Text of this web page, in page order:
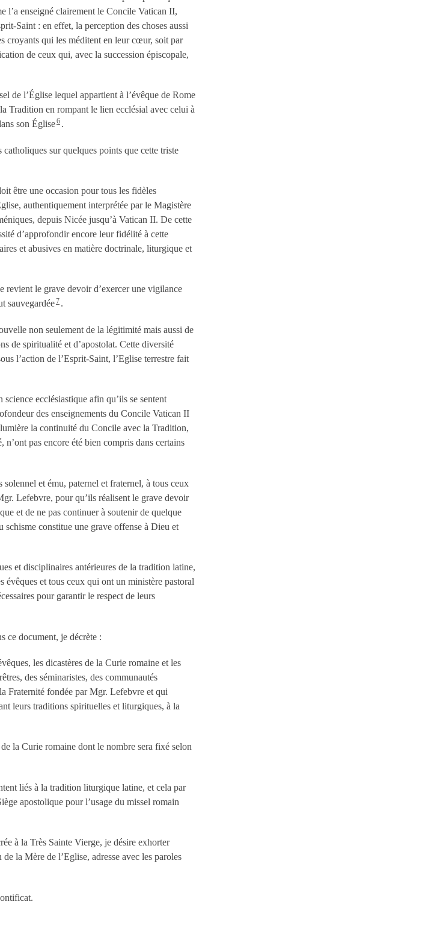
l’a enseigné clairement le Concile Vatican II,
Saint : en effet, la perception des choses aussi
croyants qui les méditent en leur cœur, soit par
de ceux qui, avec la succession épiscopale,
de l’Église lequel appartient à l’évêque de Rome
Tradition en rompant le lien ecclésial avec celui à
son Église6 .
sur quelques points que cette triste
être une occasion pour tous les fidèles
authentiquement interprétée par le Magistère
depuis Nicée jusqu’à Vatican II. De cette
d’approfondir encore leur fidélité à cette
et abusives en matière doctrinale, liturgique et
revient le grave devoir d’exercer une vigilance
sauvegardée7 .
non seulement de la légitimité mais aussi de
de spiritualité et d’apostolat. Cette diversité
l’action de l’Esprit-Saint, l’Eglise terrestre fait
ecclésiastique afin qu’ils se sentent
des enseignements du Concile Vatican II
la continuité du Concile avec la Tradition,
pas encore été bien compris dans certains
et ému, paternel et fraternel, à tous ceux
Lefebvre, pour qu’ils réalisent le grave devoir
et de ne pas continuer à soutenir de quelque
constitue une grave offense à Dieu et
et disciplinaires antérieures de la tradition latine,
évêques et tous ceux qui ont un ministère pastoral
pour garantir le respect de leurs
ce document, je décrète :
les dicastères de la Curie romaine et les
des séminaristes, des communautés
Fraternité fondée par Mgr. Lefebvre et qui
leurs traditions spirituelles et liturgiques, à la
la Curie romaine dont le nombre sera fixé selon
liés à la tradition liturgique latine, et cela par
apostolique pour l’usage du missel romain
à la Très Sainte Vierge, je désire exhorter
la Mère de l’Eglise, adresse avec les paroles